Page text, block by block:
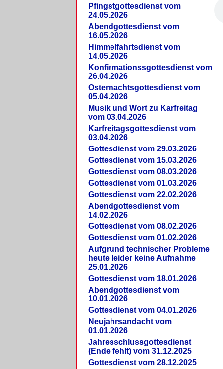
Pfingstgottesdienst vom
24.05.2026
Abendgottesdienst vom
16.05.2026
Himmelfahrtsdienst vom
14.05.2026
Konfirmationssgottesdienst vom
26.04.2026
Osternachtsgottesdienst vom
05.04.2026
Musik und Wort zu Karfreitag
vom 03.04.2026
Karfreitagsgottesdienst vom
03.04.2026
Gottesdienst vom 29.03.2026
Gottesdienst vom 15.03.2026
Gottesdienst vom 08.03.2026
Gottesdienst vom 01.03.2026
Gottesdienst vom 22.02.2026
Abendgottesdienst vom
14.02.2026
Gottesdienst vom 08.02.2026
Gottesdienst vom 01.02.2026
Aufgrund technischer Probleme
heute leider keine Aufnahme
25.01.2026
Gottesdienst vom 18.01.2026
Abendgottesdienst vom
10.01.2026
Gottesdienst vom 04.01.2026
Neujahrsandacht vom
01.01.2026
Jahresschlussgottesdienst
(Ende fehlt) vom 31.12.2025
Gottesdienst vom 28.12.2025